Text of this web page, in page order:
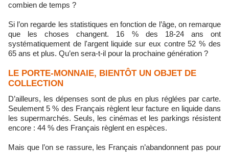
combien de temps ?
Si l’on regarde les statistiques en fonction de l’âge, on remarque
que les choses changent. 16 % des 18-24 ans ont
systématiquement de l'argent liquide sur eux contre 52 % des
65 ans et plus. Qu’en sera-t-il pour la prochaine génération ?
LE PORTE-MONNAIE, BIENTÔT UN OBJET DE
COLLECTION
D’ailleurs, les dépenses sont de plus en plus réglées par carte.
Seulement 5 % des Français règlent leur facture en liquide dans
les supermarchés. Seuls, les cinémas et les parkings résistent
encore : 44 % des Français règlent en espèces.
Mais que l’on se rassure, les Français n’abandonnent pas pour